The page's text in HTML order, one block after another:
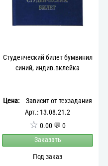
Студенческий билет бумвинил
синий, индив.вклейка
Цена:
Зависит от техзадания
Арт.: 13.08.21.2
☆ 0.00 💬 0
Заказать
Под заказ